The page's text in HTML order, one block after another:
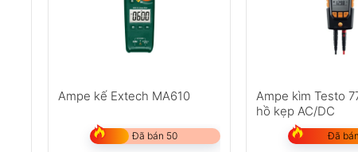
Ampe kế Extech MA610
Đã bán 50
Ampe kìm Testo
hồ kẹp AC/DC
Đã